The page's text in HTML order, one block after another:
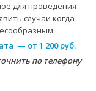
для проведения
случаи когда
— от 1 200 руб.
по телефону